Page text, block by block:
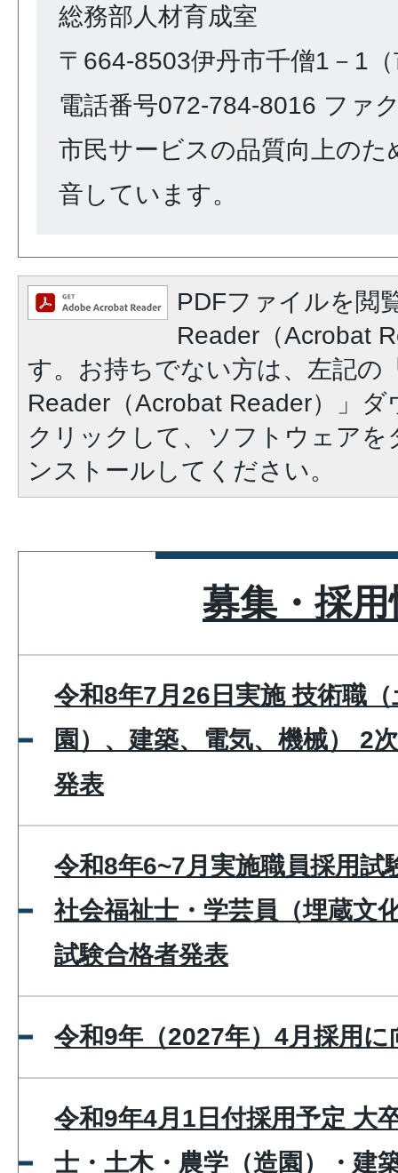
総務部人材育成室
〒664-8503伊丹市千僧1－1
電話番号072-784-8016 ファ
市民サービスの品質向上のた
音しています。
PDFファイルを閲
Reader（Acrobat
す。お持ちでない方は、左記の
Reader（Acrobat Reader）」
クリックして、ソフトウェア
ンストールしてください。
募集・採
令和8年7月26日実施 技術職
園）、建築、電気、機械） 2
発表
令和8年6~7月実施職員採用試
社会福祉士・学芸員（埋蔵文
試験合格者発表
令和9年（2027年）4月採用
令和9年4月1日付採用予定 大
士・土木・農学（造園）・建